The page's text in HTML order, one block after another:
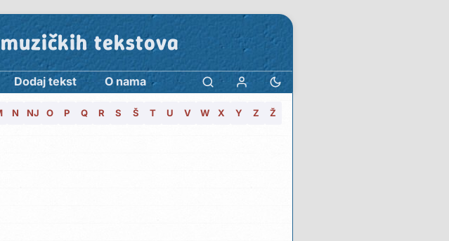
tekstova
Dodaj tekst O nama
N NJ O P Q R S Š T U V W X Y Z Ž